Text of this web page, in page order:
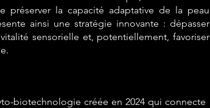
préserver la capacité adaptative de la peau
ainsi une stratégie innovante : dépasser
sensorielle et, potentiellement, favoriser
biotechnologie créée en 2024 qui connecte